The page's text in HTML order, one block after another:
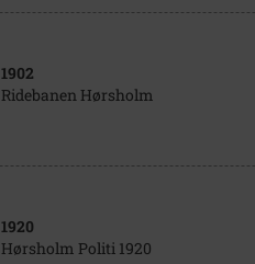
1902
Ridebanen Hørsholm
1920
Hørsholm Politi 1920